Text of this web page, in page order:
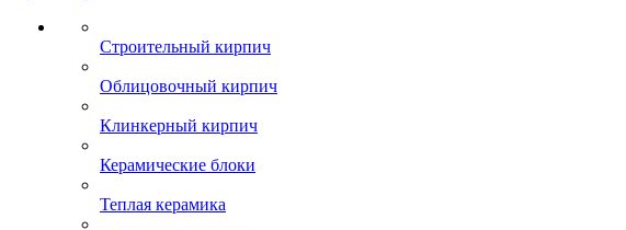
Строительный кирпич
Облицовочный кирпич
Клинкерный кирпич
Керамические блоки
Теплая керамика